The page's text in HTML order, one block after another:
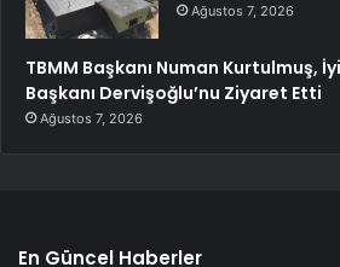
Ağustos 7, 2026
TBMM Başkanı Numan Kurtulmuş,
Başkanı Dervişoğlu’nu Ziyaret Etti
Ağustos 7, 2026
En Güncel Haberler